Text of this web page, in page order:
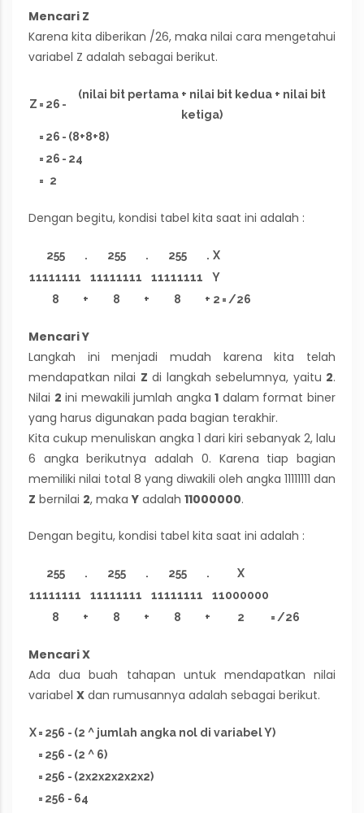
Mencari Z
Karena kita diberikan /26, maka nilai cara mengetahui
variabel Z adalah sebagai berikut.
Z = 26 -
(nilai bit pertama + nilai bit kedua + nilai bit
ketiga)
= 26 - (8+8+8)
= 26 - 24
= 2
Dengan begitu, kondisi tabel kita saat ini adalah :
255 . 255 . 255 . X
11111111
11111111 11111111
Y
8
+ 8 + 8 + 2 = /26
Mencari Y
Langkah ini menjadi mudah karena kita telah
mendapatkan nilai Z di langkah sebelumnya, yaitu 2.
Nilai 2 ini mewakili jumlah angka1 dalam format biner
yang harus digunakan pada bagian terakhir.
Kita cukup menuliskan angka 1 dari kiri sebanyak 2, lalu
6 angka berikutnya adalah 0. Karena tiap bagian
memiliki nilai total 8 yang diwakili oleh angka 11111111 dan
Z bernilai 2, makaY adalah 11000000.
Dengan begitu, kondisi tabel kita saat ini adalah :
255 . 255 . 255 .
X
11111111
11111111 11111111
11000000
8
+ 8 + 8 + 2 = /26
Mencari X
Ada dua buah tahapan untuk mendapatkan nilai
variabel X dan rumusannya adalah sebagai berikut.
X= 256 - (2 ^ jumlah angka nol di variabel Y)
= 256 - (2 ^ 6)
= 256 - (2x2x2x2x2x2)
= 256 - 64